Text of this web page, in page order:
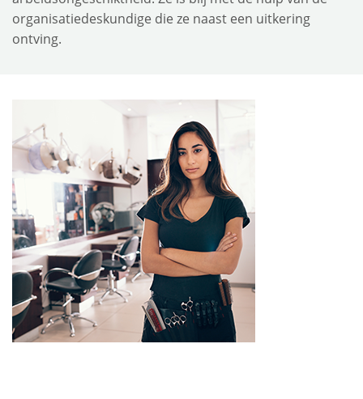
organisatiedeskundige die ze naast een uitkering
ontving.